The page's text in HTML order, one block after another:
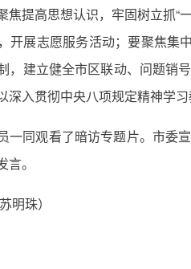
焦提高思想认识，牢固树立抓“
开展志愿服务活动；要聚焦集
，建立健全市区联动、问题销
深入贯彻中央八项规定精神学
一同观看了暗访专题片。市委
。
明珠）